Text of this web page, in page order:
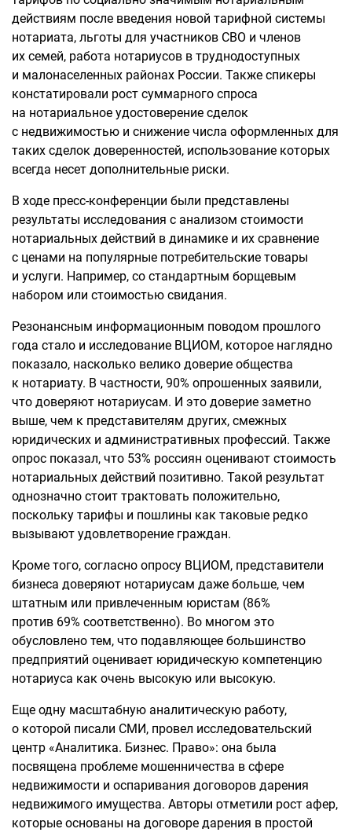
действиям после введения новой тарифной системы
нотариата, льготы для участников СВО и членов
их семей, работа нотариусов в труднодоступных
и малонаселенных районах России. Также спикеры
констатировали рост суммарного спроса
на нотариальное удостоверение сделок
с недвижимостью и снижение числа оформленных для
таких сделок доверенностей, использование которых
всегда несет дополнительные риски.
В ходе пресс-конференции были представлены
результаты исследования с анализом стоимости
нотариальных действий в динамике и их сравнение
с ценами на популярные потребительские товары
и услуги. Например, со стандартным борщевым
набором или стоимостью свидания.
Резонансным информационным поводом прошлого
года стало и исследование ВЦИОМ, которое наглядно
показало, насколько велико доверие общества
к нотариату. В частности, 90% опрошенных заявили,
что доверяют нотариусам. И это доверие заметно
выше, чем к представителям других, смежных
юридических и административных профессий. Также
опрос показал, что 53% россиян оценивают стоимость
нотариальных действий позитивно. Такой результат
однозначно стоит трактовать положительно,
поскольку тарифы и пошлины как таковые редко
вызывают удовлетворение граждан.
Кроме того, согласно опросу ВЦИОМ, представители
бизнеса доверяют нотариусам даже больше, чем
штатным или привлеченным юристам (86%
против 69% соответственно). Во многом это
обусловлено тем, что подавляющее большинство
предприятий оценивает юридическую компетенцию
нотариуса как очень высокую или высокую.
Еще одну масштабную аналитическую работу,
о которой писали СМИ, провел исследовательский
центр «Аналитика. Бизнес. Право»: она была
посвящена проблеме мошенничества в сфере
недвижимости и оспаривания договоров дарения
недвижимого имущества. Авторы отметили рост афер,
которые основаны на договоре дарения в простой